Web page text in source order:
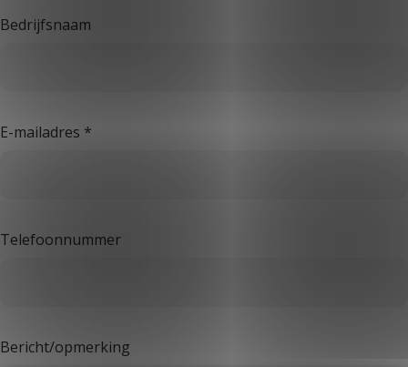
Bedrijfsnaam
E-mailadres *
Telefoonnummer
Bericht/opmerking